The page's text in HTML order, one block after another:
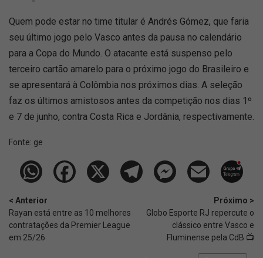
Quem pode estar no time titular é Andrés Gómez, que faria
seu último jogo pelo Vasco antes da pausa no calendário
para a Copa do Mundo. O atacante está suspenso pelo
terceiro cartão amarelo para o próximo jogo do Brasileiro e
se apresentará à Colômbia nos próximos dias. A seleção
faz os últimos amistosos antes da competição nos dias 1º
e 7 de junho, contra Costa Rica e Jordânia, respectivamente.
Fonte: ge
< Anterior
Rayan está entre as 10 melhores
contratações da Premier League
em 25/26
Próximo >
Globo Esporte RJ repercute o
clássico entre Vasco e
Fluminense pela CdB 📺